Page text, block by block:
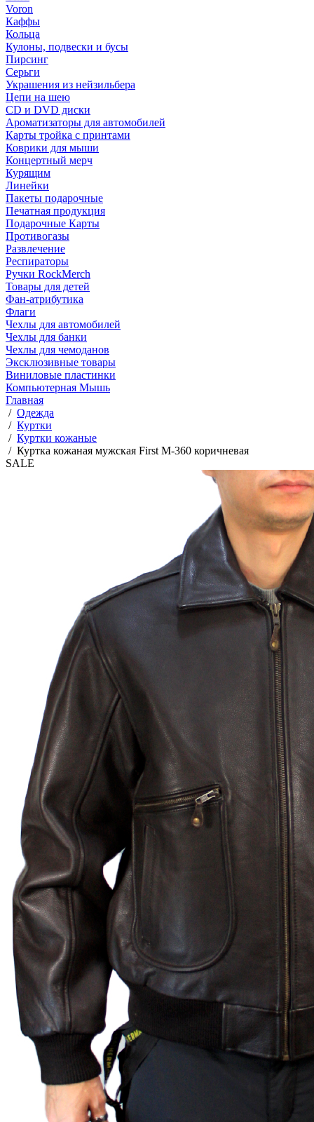
Voron
Каффы
Кольца
Кулоны, подвески и бусы
Пирсинг
Серьги
Украшения из нейзильбера
Цепи на шею
CD и DVD диски
Ароматизаторы для автомобилей
Карты тройка с принтами
Коврики для мыши
Концертный мерч
Курящим
Линейки
Пакеты подарочные
Печатная продукция
Подарочные Карты
Противогазы
Развлечение
Респираторы
Ручки RockMerch
Товары для детей
Фан-атрибутика
Флаги
Чехлы для автомобилей
Чехлы для банки
Чехлы для чемоданов
Эксклюзивные товары
Виниловые пластинки
Компьютерная Мышь
Главная
/ Одежда
/ Куртки
/ Куртки кожаные
/ Куртка кожаная мужская First M-360 коричневая
SALE